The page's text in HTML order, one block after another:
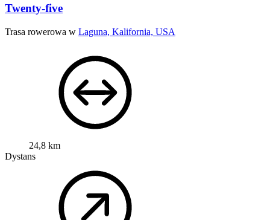
Twenty-five
Trasa rowerowa w Laguna, Kalifornia, USA
24,8 km
Dystans